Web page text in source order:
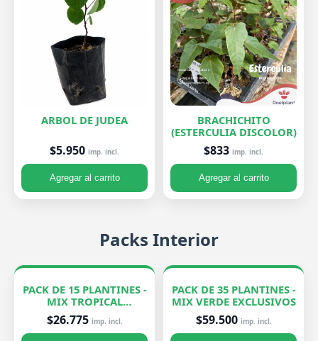
ARBOL DE JUDEA
$5.950 imp. incl.
Agregar al carrito
BRACHICHITO
(ESTERCULIA DISCOLOR)
$833 imp. incl.
Agregar al carrito
Packs Interior
PACK DE 15 PLANTINES -
MIX TROPICAL
EXCLUSIVOS
$26.775 imp. incl.
PACK DE 35 PLANTINES -
MIX VERDE EXCLUSIVOS
$59.500 imp. incl.